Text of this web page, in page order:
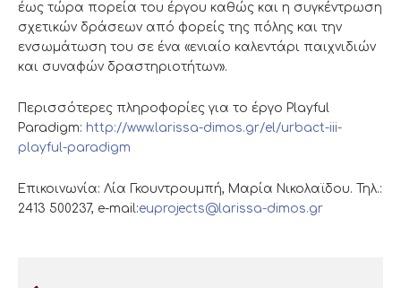
έως τώρα πορεία του έργου καθώς και η συγκέντρωση
σχετικών δράσεων από φορείς της πόλης και την
ενσωμάτωση του σε ένα «ενιαίο καλεντάρι παιχνιδιών
και συναφών δραστηριοτήτων».
Περισσότερες πληροφορίες για το έργο Playful
Paradigm: http://www.larissa-dimos.gr/el/urbact-iii-
playful-paradigm
Επικοινωνία: Λία Γκουντρουμπή, Μαρία Νικολαϊδου. Τηλ.:
2413 500237, e-mail:euprojects@larissa-dimos.gr